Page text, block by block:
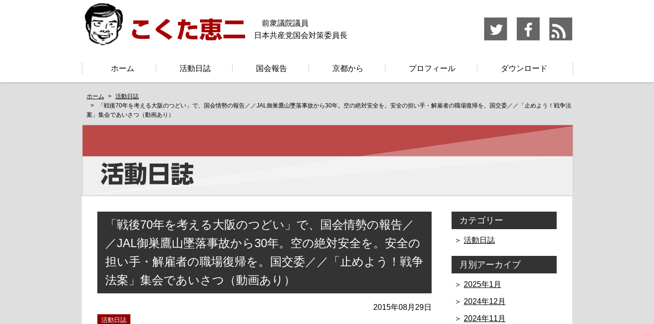
前衆議院議員
日本共産党国会対策委員長
ホーム 活動日誌 国会報告 京都から プロフィール ダウンロード
ホーム
活動日誌
「戦後70年を考える大阪のつどい」で、国会情勢の報告／／JAL御巣鷹山墜落事故から30年。空の絶対安全を。安全の担い手・解雇者の職場復帰を。国交委／／「止めよう！戦争法
案」集会であいさつ（動画あり）
「戦後70年を考える大阪のつどい」で、国会情勢の報告／
／JAL御巣鷹山墜落事故から30年。空の絶対安全を。安全の
担い手・解雇者の職場復帰を。国交委／／「止めよう！戦争
法案」集会であいさつ（動画あり）
2015年08月29日
活動日誌
カテゴリー
活動日誌
月別アーカイブ
2025年1月
2024年12月
2024年11月